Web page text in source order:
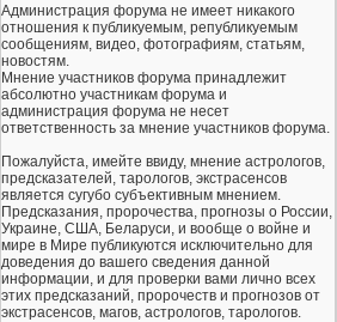
Администрация форума не имеет никакого
отношения к публикуемым, републикуемым
сообщениям, видео, фотографиям, статьям,
новостям.
Мнение участников форума принадлежит
абсолютно участникам форума и
администрация форума не несет
ответственность за мнение участников форума.
Пожалуйста, имейте ввиду, мнение астрологов,
предсказателей, тарологов, экстрасенсов
является сугубо субъективным мнением.
Предсказания, пророчества, прогнозы о России,
Украине, США, Беларуси, и вообще о войне и
мире в Мире публикуются исключительно для
доведения до вашего сведения данной
информации, и для проверки вами лично всех
этих предсказаний, пророчеств и прогнозов от
экстрасенсов, магов, астрологов, тарологов.